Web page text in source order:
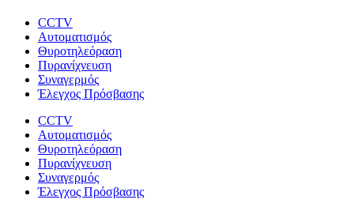
CCTV
Αυτοματισμός
Θυροτηλεόραση
Πυρανίχνευση
Συναγερμός
Έλεγχος Πρόσβασης
CCTV
Αυτοματισμός
Θυροτηλεόραση
Πυρανίχνευση
Συναγερμός
Έλεγχος Πρόσβασης